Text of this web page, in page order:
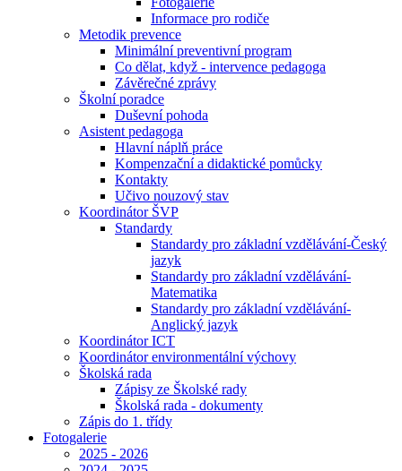
Informace pro rodiče
Metodik prevence
Minimální preventivní program
Co dělat, když - intervence pedagoga
Závěrečné zprávy
Školní poradce
Duševní pohoda
Asistent pedagoga
Hlavní náplň práce
Kompenzační a didaktické pomůcky
Kontakty
Učivo nouzový stav
Koordinátor ŠVP
Standardy
Standardy pro základní vzdělávání-Český
jazyk
Standardy pro základní vzdělávání-
Matematika
Standardy pro základní vzdělávání-
Anglický jazyk
Koordinátor ICT
Koordinátor environmentální výchovy
Školská rada
Zápisy ze Školské rady
Školská rada - dokumenty
Zápis do 1. třídy
Fotogalerie
2025 - 2026